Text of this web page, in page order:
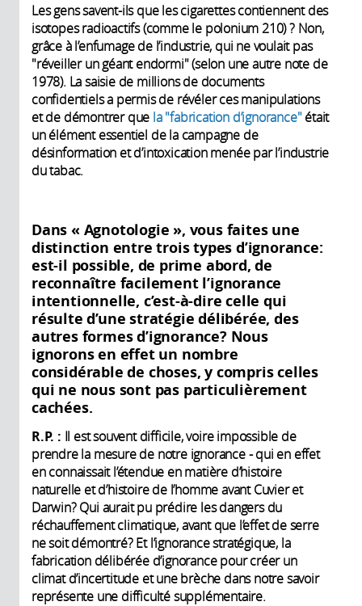
Les gens savent-ils que les cigarettes contiennent des
isotopes radioactifs (comme le polonium 210) ? Non,
grâce à l’enfumage de l’industrie, qui ne voulait pas
"réveiller un géant endormi" (selon une autre note de
1978). La saisie de millions de documents
confidentiels a permis de révéler ces manipulations
et de démontrer que la "fabrication d’ignorance"était
un élément essentiel de la campagne de
désinformation et d’intoxication menée par l’industrie
du tabac.
Dans « Agnotologie », vous faites une
distinction entre trois types d’ignorance:
est-il possible, de prime abord, de
reconnaître facilement l’ignorance
intentionnelle, c’est-à-dire celle qui
résulte d’une stratégie délibérée, des
autres formes d’ignorance? Nous
ignorons en effet un nombre
considérable de choses, y compris celles
qui ne nous sont pas particulièrement
cachées.
R.P. : Il est souvent difficile, voire impossible de
prendre la mesure de notre ignorance - qui en effet
en connaissait l’étendue en matière d’histoire
naturelle et d’histoire de l’homme avant Cuvier et
Darwin? Qui aurait pu prédire les dangers du
réchauffement climatique, avant que l’effet de serre
ne soit démontré? Et l’ignorance stratégique, la
fabrication délibérée d’ignorance pour créer un
climat d’incertitude et une brèche dans notre savoir
représente une difficulté supplémentaire.